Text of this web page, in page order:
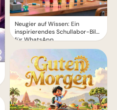
Neugier auf Wissen: Ein
inspirierendes Schullabor-Bild
für WhatsApp